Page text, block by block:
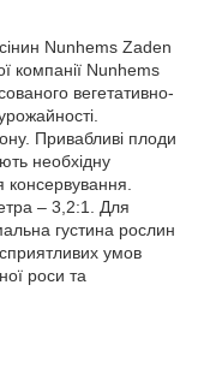
Nunhems Zaden
компанії Nunhems
вегетативно-
Привабливі плоди
необхідну
консервування.
– 3,2:1. Для
густина рослин
умов
роси та